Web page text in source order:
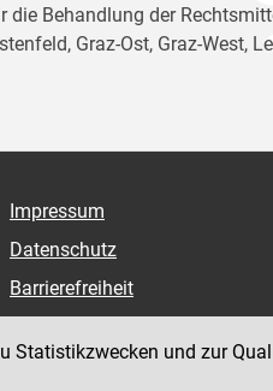
Behandlung der
Graz-Ost, Graz-West,
Impressum
Datenschutz
Barrierefreiheit
Statistikzwecken und zur